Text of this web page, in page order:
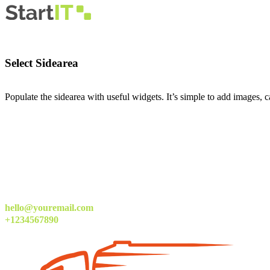
Select Sidearea
Populate the sidearea with useful widgets. It’s simple to add
hello@youremail.com
+1234567890